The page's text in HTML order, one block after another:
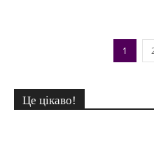
1
Це цікаво!